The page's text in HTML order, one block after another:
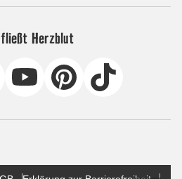
Herzblut